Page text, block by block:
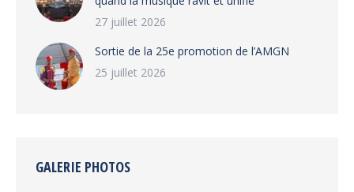
27 juillet 2026
‎Sortie de la 25e promotion de l’AMGN
25 juillet 2026
GALERIE PHOTOS